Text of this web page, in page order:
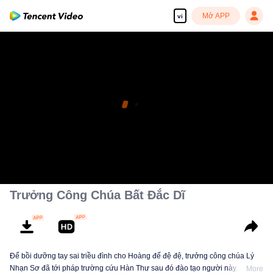
vi Mở APP
Trưởng Công Chúa Bất Đắc Dĩ
Để bồi dưỡng tay sai triều đình cho Hoàng đế đệ đệ, trưởng công chúa Lý
Nhạn Sơ đã tới pháp trường cứu Hàn Thư sau đó đào tạo người này. KhiMore